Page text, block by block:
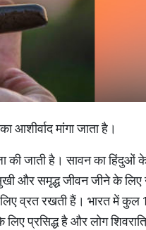
आशीर्वाद मांगा जाता है।
की जाती है। सावन का हिंदुओं
और समृद्ध जीवन जीने के लिए
व्रत रखती हैं। भारत में कुल 12
लिए प्रसिद्ध है और लोग